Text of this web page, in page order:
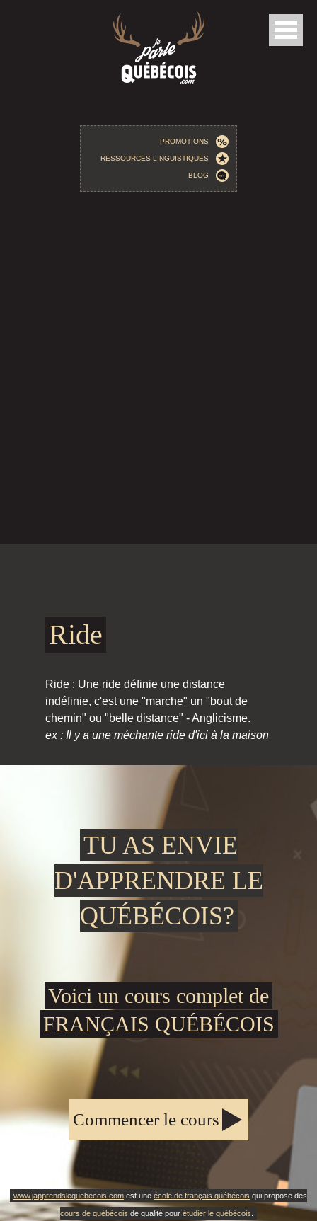
PROMOTIONS
RESSOURCES LINGUISTIQUES
BLOG
Ride
Ride : Une ride définie une distance
indéfinie, c'est une "marche" un "bout de
chemin" ou "belle distance" - Anglicisme.
ex : Il y a une méchante ride d'ici à la maison
TU AS ENVIE
D'APPRENDRE LE
QUÉBÉCOIS?
Voici un cours complet de
FRANÇAIS QUÉBÉCOIS
Commencer le cours
www.japprendslequebecois.com est une école de français québécois qui propose des
cours de québécois de qualité pour étudier le québécois